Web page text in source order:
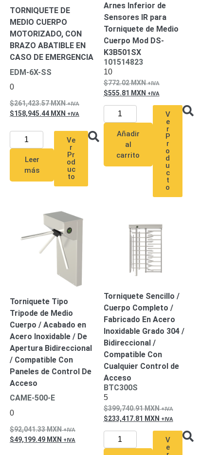
TORNIQUETE DE
MEDIO CUERPO
MOTORIZADO, CON
BRAZO ABATIBLE EN
CASO DE EMERGENCIA
EDM-6X-SS
0
261,423.57MXN
158,945.44 MXN
Leer
más
Ve
r
Pr
od
uc
to
Arnes Inferior de
Sensores IR para
Torniquete de Medio
Cuerpo Mod DS-
K3B501SX
101514823
10
772.02MXN
555.81 MXN
Añadir
al
carrito
V
e
r
P
r
o
d
u
c
t
o
Torniquete Tipo
Tripode de Medio
Cuerpo / Acabado en
Acero Inoxidable / De
Apertura Bidireccional
/ Compatible Con
Paneles de Control De
Acceso
CAME-500-E
0
92,041.33MXN
49,199.49 MXN
Torniquete Sencillo /
Cuerpo Completo /
Fabricado En Acero
Inoxidable Grado 304 /
Bidireccional /
Compatible Con
Cualquier Control de
Acceso
BTC300S
5
399,740.91MXN
233,417.81 MXN
V
e